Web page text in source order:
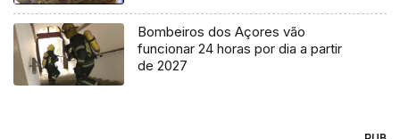
Bombeiros dos Açores vão
funcionar 24 horas por dia a partir
de 2027